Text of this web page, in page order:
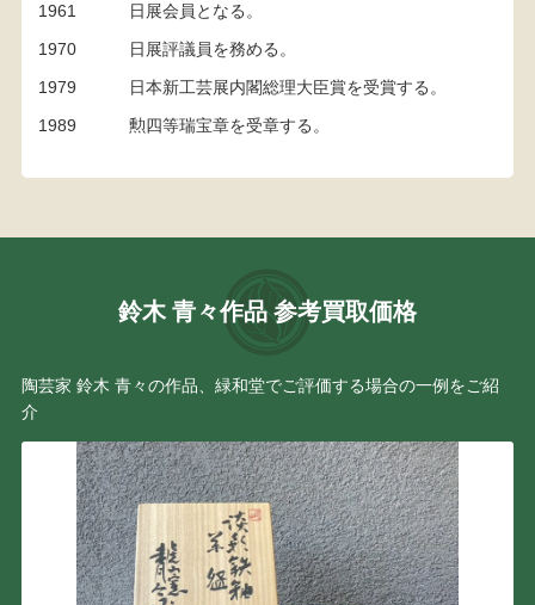
1961
日展会員となる。
1970
日展評議員を務める。
1979
日本新工芸展内閣総理大臣賞を受賞する。
1989
勲四等瑞宝章を受章する。
鈴木 青々作品 参考買取価格
陶芸家 鈴木 青々の作品、緑和堂でご評価する場合の一例をご紹
介